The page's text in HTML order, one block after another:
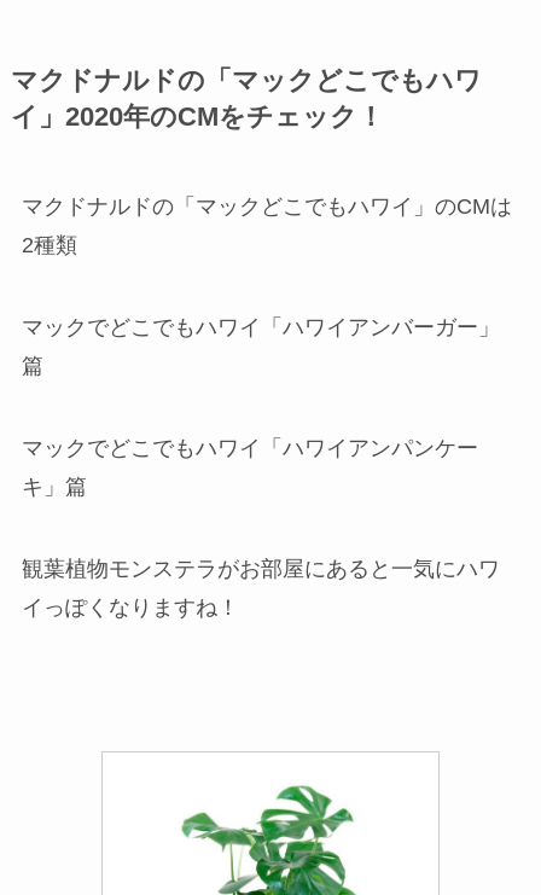
マクドナルドの「マックどこでもハワ
イ」2020年のCMをチェック！
マクドナルドの「マックどこでもハワイ」のCMは
2種類
マックでどこでもハワイ「ハワイアンバーガー」
篇
マックでどこでもハワイ「ハワイアンパンケー
キ」篇
観葉植物モンステラがお部屋にあると一気にハワ
イっぽくなりますね！